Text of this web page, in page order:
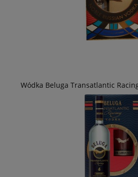
Wódka Beluga Transatlantic